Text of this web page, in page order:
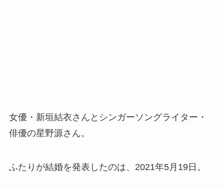
女優・新垣結衣さんとシンガーソングライター・
俳優の星野源さん。
ふたりが結婚を発表したのは、2021年5月19日。